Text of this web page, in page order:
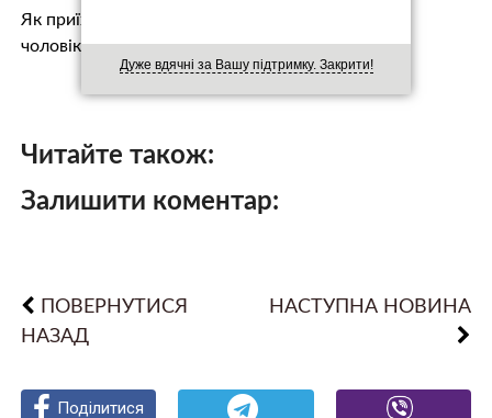
Дуже вдячні за Вашу підтримку. Закрити!
Як приїхала з чоловіком, так все з чоловіком і з
чоловіком. І від нього – ні на крок!
Читайте також:
Залишити коментар:
ПОВЕРНУТИСЯ
НАЗАД
НАСТУПНА НОВИНА
Поділитися